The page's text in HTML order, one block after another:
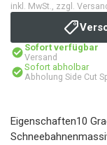
inkl. MwSt., zzgl.
Sofort verfügbar
Versand
Sofort abholbar
Abholung Side Cut
Eigenschaften10